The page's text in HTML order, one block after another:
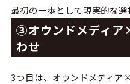
最初の一歩として現実的な選
③オウンドメディ
わせ
3つ目は、オウンドメディア